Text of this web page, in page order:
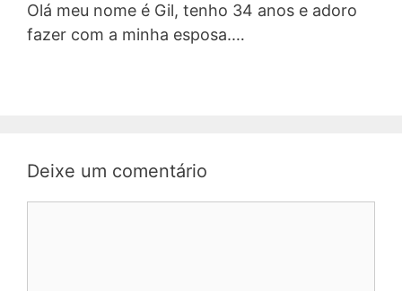
Olá meu nome é Gil, tenho 34 anos e adoro
fazer com a minha esposa.…
Deixe um comentário